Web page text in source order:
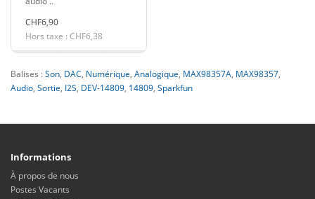
CHF6,90
Hors taxe : CHF6,38
Balises :Son, DAC, Numérique, Analogique, MAX98357A, MAX98357,
Audio, Sortie, I2S, DEV-14809, 14809, Sparkfun
Informations
À propos de nous
Postes Vacants